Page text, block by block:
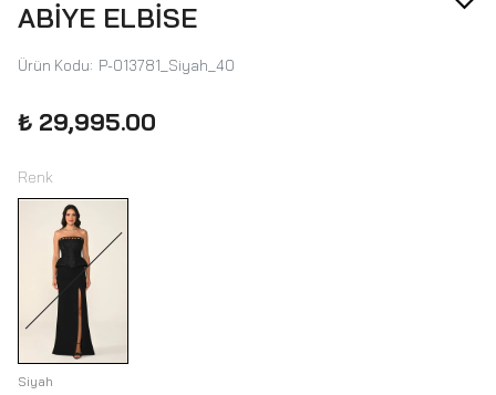
ABİYE ELBİSE
Ürün Kodu: P-013781_Siyah_40
₺ 29,995.00
Renk
Siyah